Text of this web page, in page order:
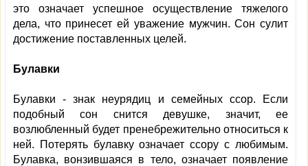
это означает успешное осуществление тяжелого
дела, что принесет ей уважение мужчин. Сон сулит
достижение поставленных целей.
Булавки
Булавки - знак неурядиц и семейных ссор. Если
подобный сон снится девушке, значит, ее
возлюбленный будет пренебрежительно относиться к
ней. Потерять булавку означает ссору с любимым.
Булавка, вонзившаяся в тело, означает появление